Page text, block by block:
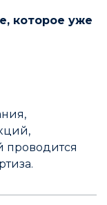
которое уже
проводится